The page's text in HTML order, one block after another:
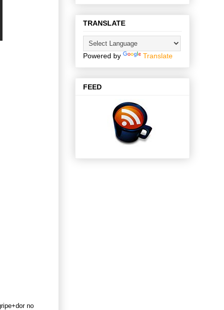
no
TRANSLATE
Powered by Translate
FEED